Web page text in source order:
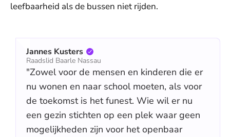
leefbaarheid als de bussen niet rijden.
Jannes Kusters
Raadslid Baarle Nassau
"Zowel voor de mensen en kinderen die er
nu wonen en naar school moeten, als voor
de toekomst is het funest. Wie wil er nu
een gezin stichten op een plek waar geen
mogelijkheden zijn voor het openbaar